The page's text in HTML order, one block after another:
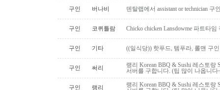
구인 버나비 덴탈랩에서 assistant or technician 구
구인 코퀴틀람 Chicko chicken Lansdowme 파트타
구인 기타 ((일식당)) 핫푸드, 템푸라, 롤맨 구
구인 써리
랭리 Korean BBQ & Sushi 레스토
서버를 구합니다. (팁 많이 나옵니다
구인 랭리
랭리 Korean BBQ & Sushi 레스토